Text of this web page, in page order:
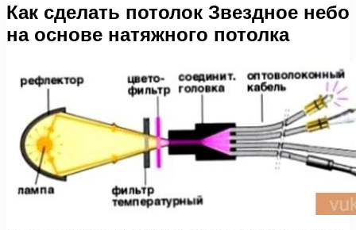
Как сделать потолок Звездное небо
на основе натяжного потолка